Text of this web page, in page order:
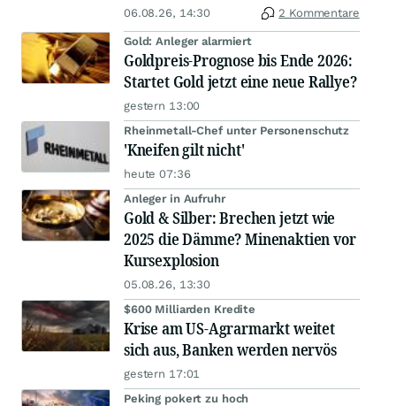
06.08.26, 14:30 2 Kommentare
Gold: Anleger alarmiert
Goldpreis-Prognose bis Ende 2026:
Startet Gold jetzt eine neue Rallye?
gestern 13:00
Rheinmetall-Chef unter Personenschutz
'Kneifen gilt nicht'
heute 07:36
Anleger in Aufruhr
Gold & Silber: Brechen jetzt wie
2025 die Dämme? Minenaktien vor
Kursexplosion
05.08.26, 13:30
$600 Milliarden Kredite
Krise am US-Agrarmarkt weitet
sich aus, Banken werden nervös
gestern 17:01
Peking pokert zu hoch